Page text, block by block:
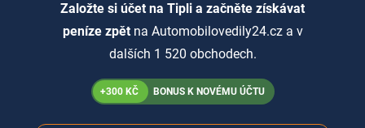
Založte si účet na Tipli a začněte získávat
peníze zpět na Automobilovedily24.cz a v
dalších 1 520 obchodech.
+300 KČ BONUS K NOVÉMU ÚČTU